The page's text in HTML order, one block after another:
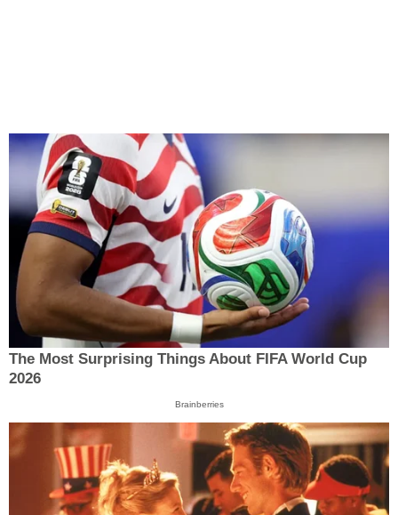
The Most Surprising Things About FIFA World Cup
2026
Brainberries